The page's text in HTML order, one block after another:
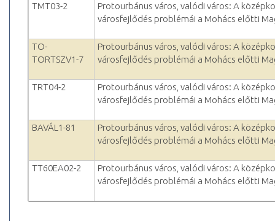
TMT03-2
Protourbánus város, valódi város: A
városfejlődés problémái a Mohács előtti
TO-
TORTSZV1-7
Protourbánus város, valódi város: A
városfejlődés problémái a Mohács előtti
TRT04-2
Protourbánus város, valódi város: A
városfejlődés problémái a Mohács előtti
BAVÁL1-81
Protourbánus város, valódi város: A
városfejlődés problémái a Mohács előtti
TT60EA02-2
Protourbánus város, valódi város: A
városfejlődés problémái a Mohács előtti